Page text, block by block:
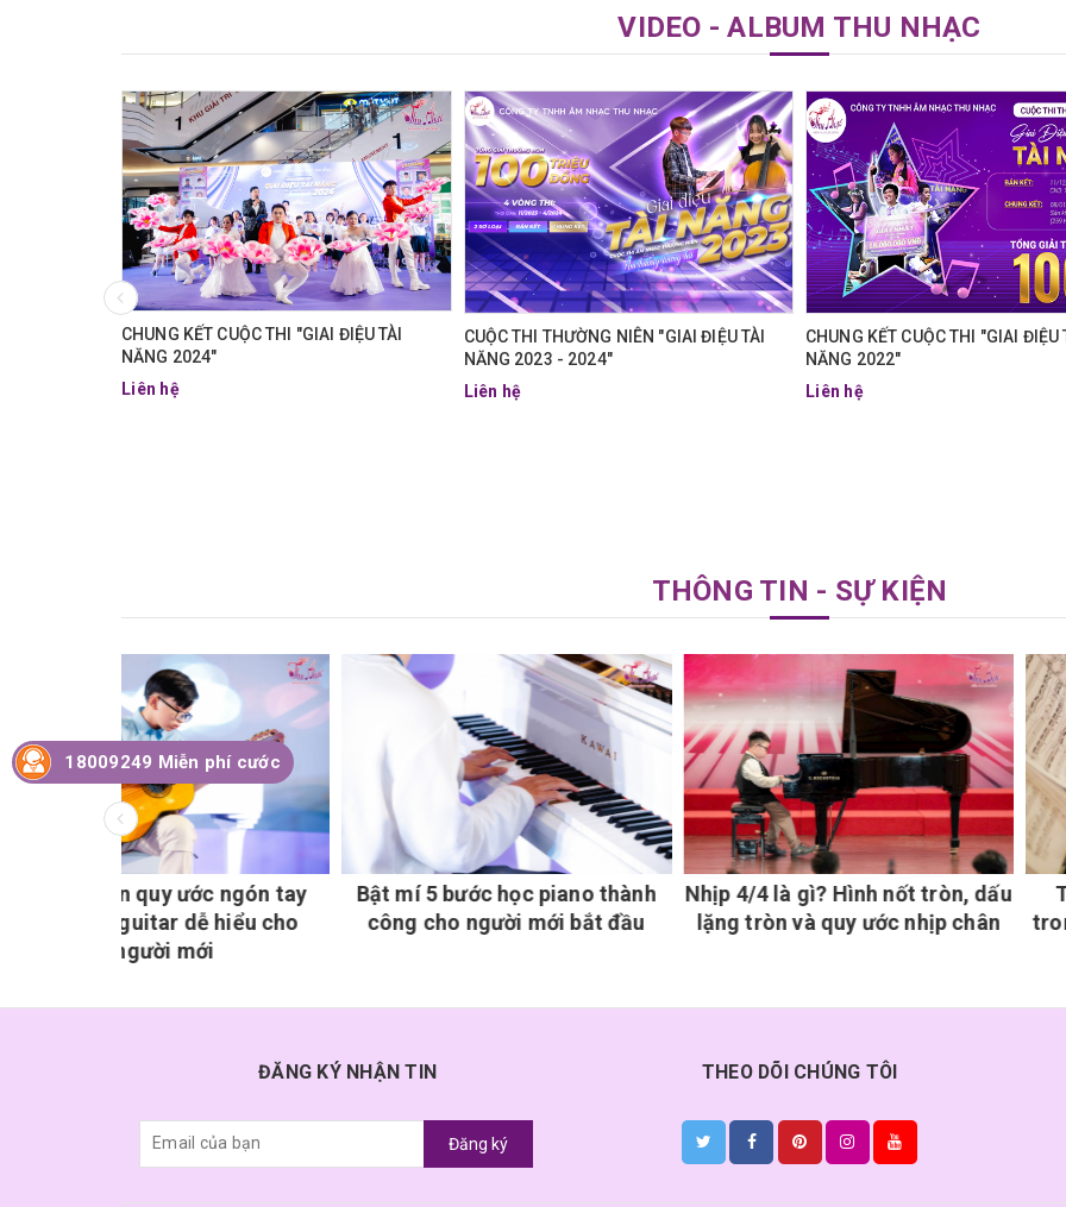
VIDEO - ALBUM THU NHẠC
CHUNG KẾT CUỘC THI "GIAI ĐIỆU TÀI
NĂNG 2024"
Liên hệ
CUỘC THI THƯỜNG NIÊN "GIAI ĐIỆU TÀI
NĂNG 2023 - 2024"
Liên hệ
CHUNG KẾT CUỘC THI "GIAI ĐIỆU
NĂNG 2022"
Liên hệ
THÔNG TIN - SỰ KIỆN
Bật mí 5 bước học piano thành
công cho người mới bắt đầu
Nhịp 4/4 là gì? Hình nốt tròn, dấu
lặng tròn và quy ước nhịp chân
Tổng hợp các yếu tố
trong bản nhạc piano
ĐĂNG KÝ NHẬN TIN
Đăng ký
THEO DÕI CHÚNG TÔI
18009249 Miễn phí cước